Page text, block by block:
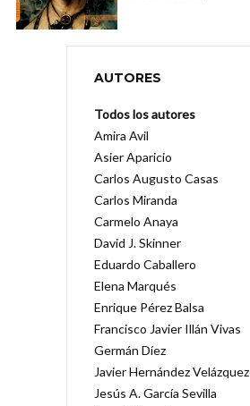
AUTORES
Todos los autores
Amira Avil
Asier Aparicio
Carlos Augusto Casas
Carlos Miranda
Carmelo Anaya
David J. Skinner
Eduardo Caballero
Elena Marqués
Enrique Pérez Balsa
Francisco Javier Illán Vivas
Germán Díez
Javier Hernández Velázquez
Jesús A. García Sevilla